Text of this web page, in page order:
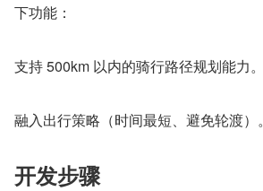
下功能：
支持 500km 以内的骑行路径规划能力。
融入出行策略（时间最短、避免轮渡）。
开发步骤